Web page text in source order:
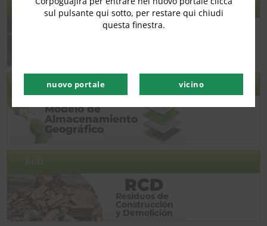
CONSULTAZIONE PER OBIETTIVI DI FISSAGGIO
GEODATABASE -GDB
RCD
sul pulsante qui sotto, per restare qui chiudi
questa finestra.
nuovo portale vicino